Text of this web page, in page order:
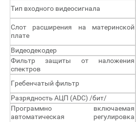
Тип входного видеосигнала
Слот расширения на материнской
плате
Видеодекодер
Фильтр защиты от наложения
спектров
Гребенчатый фильтр
Разрядность АЦП (ADC) /бит/
Программно включаемая
автоматическая регулировка